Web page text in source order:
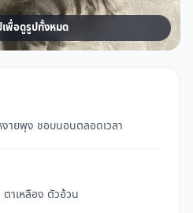
เพื่อดูรูปทั้งหมด
ายพุง ชอบนอนตลอดเวลา
าเหลือง ตัวอ้วน